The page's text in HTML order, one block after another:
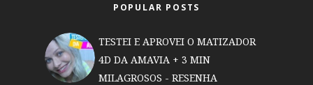
POPULAR POSTS
TESTEI E APROVEI O MATIZADOR
4D DA AMAVIA + 3 MIN
MILAGROSOS - RESENHA